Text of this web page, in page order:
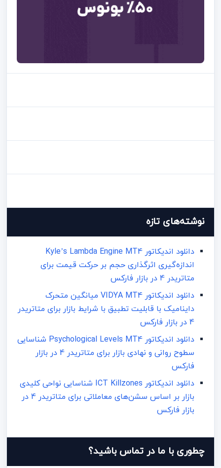
نوشته‌های تازه
دانلود اندیکاتور Kyle’s Lambda Engine MT4
اندازه‌گیری اثرگذاری حجم بر حرکت قیمت برای
متاتریدر 4 در بازار فارکس
دانلود اندیکاتور VIDYA MT4 میانگین متحرک
داینامیک با قابلیت تطبیق با شرایط بازار برای متاتریدر
4 در بازار فارکس
دانلود اندیکاتور Psychological Levels MT4 شناسایی
سطوح روانی و نهادی بازار برای متاتریدر 4 در بازار
فارکس
دانلود اندیکاتور ICT Killzones شناسایی نواحی کلیدی
بازار بر اساس سشن‌های معاملاتی برای متاتریدر 4 در
بازار فارکس
چطوری با ما در تماس باشید؟